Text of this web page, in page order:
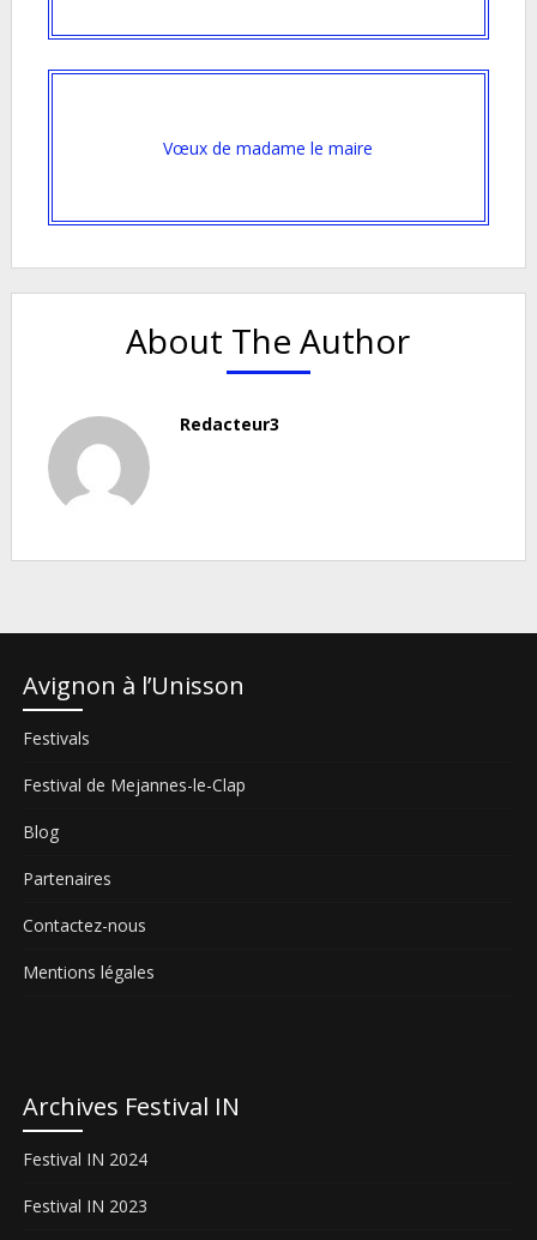
Vœux de madame le maire
About The Author
Redacteur3
Avignon à l’Unisson
Festivals
Festival de Mejannes-le-Clap
Blog
Partenaires
Contactez-nous
Mentions légales
Archives Festival IN
Festival IN 2024
Festival IN 2023